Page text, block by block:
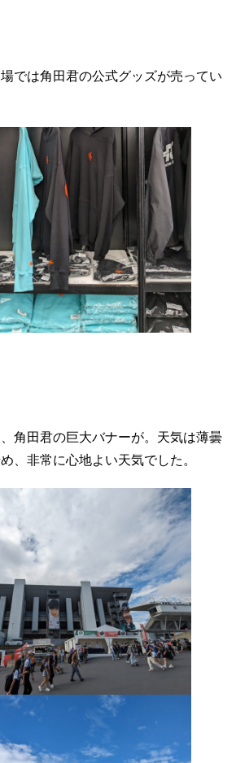
では角田君の公式グッズが売ってい
角田君の巨大バナーが。天気は薄曇
、非常に心地よい天気でした。